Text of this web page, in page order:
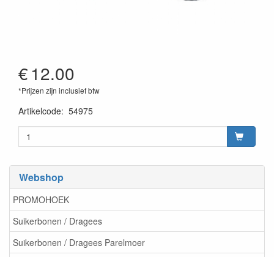
Webshop
PROMOHOEK
Suikerbonen / Dragees
Suikerbonen / Dragees Parelmoer
€12.00
*Prijzen zijn inclusief btw
Artikelcode: 54975